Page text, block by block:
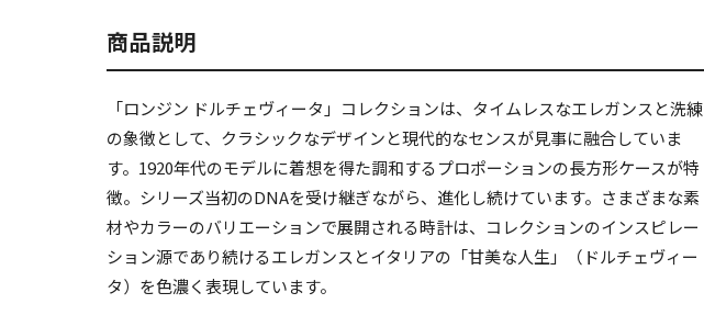
商品説明
「ロンジン ドルチェヴィータ」コレクションは、タイムレスなエレガンスと洗練
の象徴として、クラシックなデザインと現代的なセンスが見事に融合していま
す。1920年代のモデルに着想を得た調和するプロポーションの長方形ケースが特
徴。シリーズ当初のDNAを受け継ぎながら、進化し続けています。さまざまな素
材やカラーのバリエーションで展開される時計は、コレクションのインスピレー
ション源であり続けるエレガンスとイタリアの「甘美な人生」（ドルチェヴィー
タ）を色濃く表現しています。